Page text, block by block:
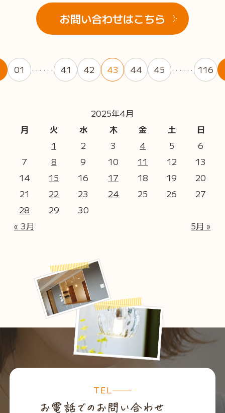
お問い合わせはこちら
01 ・・・・・・ 41 42 43 44 45 ・・・・・・ 116
2025年4月
月
火 水 木 金 土 日
« 3月 5月 »
1 2 3 4 5
6
7
8 9 10 11 12
13
14
15 16 17 18 19
20
21
22 23 24 25 26
27
28
29 30
TEL